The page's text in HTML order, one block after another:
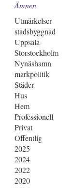
e
d
I
n
e
b
o
o
k
a
i
l
h
a
r
e
Ämnen
Utmärkelser
stadsbyggnad
Uppsala
Storstockholm
Nynäshamn
markpolitik
Städer
Hus
Hem
Professionell
Privat
Offentlig
2025
2024
2022
2020